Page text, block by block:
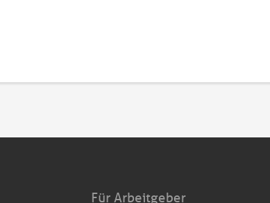
Für Arbeitgeber